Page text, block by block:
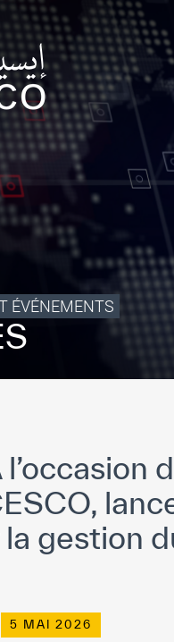
nous ?
faisons
ÉVÉNEMENTS
l’occasion
la gestion
5 MAI 2026